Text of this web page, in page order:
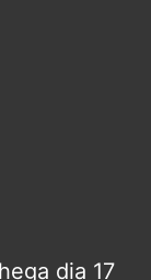
dia 17